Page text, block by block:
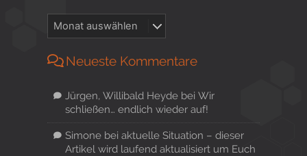
Neueste Kommentare
Jürgen, Willibald Heydebei Wir
schließen… endlich wieder auf!
Simonebei aktuelle Situation – dieser
Artikel wird laufend aktualisiert um Euch